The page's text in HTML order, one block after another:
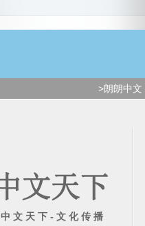
>朗朗中文
中 文 天 下 - 文 化 传 播